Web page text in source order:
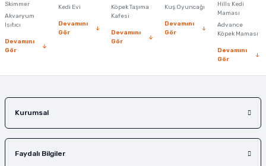
Skimmer
Akvaryum
Isıtıcı
Devamını
Gör
Kedi Evi
Devamını
Gör
Köpek Taşıma
Kafesi
Devamını
Gör
Kuş Oyuncağı
Devamını
Gör
Hills Kedi
Maması
Advance
Köpek Maması
Devamını
Gör
Kurumsal
Faydalı Bilgiler